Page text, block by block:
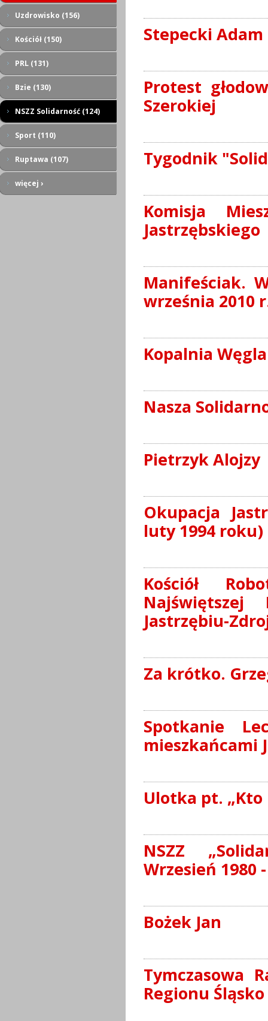
Uzdrowisko (156)
Kościół (150)
PRL (131)
Bzie (130)
NSZZ Solidarność (124)
Sport (110)
Ruptawa (107)
więcej ›
Stepecki Adam
Protest
Szerokiej
Tygodnik
Komisja
Jastrzębskiego
Manifeściak.
września 2010
Kopalnia
Nasza
Pietrzyk Alojzy
Okupacja
luty 1994 roku)
Kościół
Jastrzębiu-
Za krótko.
Spotkanie
mieszkańcami
Ulotka pt. „Kto
NSZZ
Wrzesień 1980
Bożek Jan
Tymczasowa
Regionu